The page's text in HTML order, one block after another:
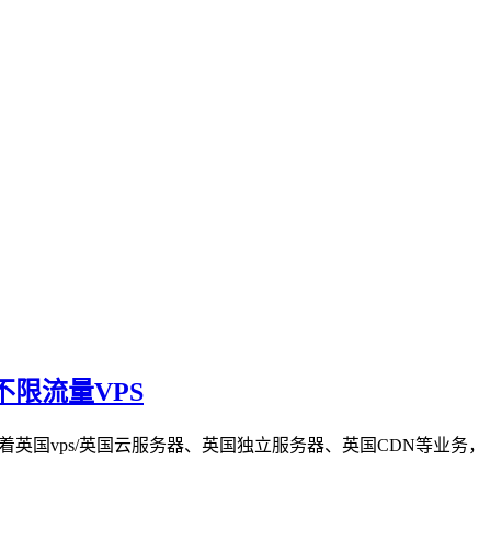
限流量VPS
国vps/英国云服务器、英国独立服务器、英国CDN等业